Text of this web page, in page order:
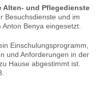
Alten- und Pflegedienste
Besuchsdienste und im
Benya eingesetzt.
Einschulungsprogramm,
und Anforderungen in der
Hause abgestimmt ist.